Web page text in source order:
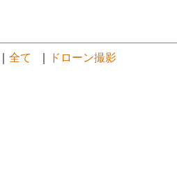
全て ドローン撮影